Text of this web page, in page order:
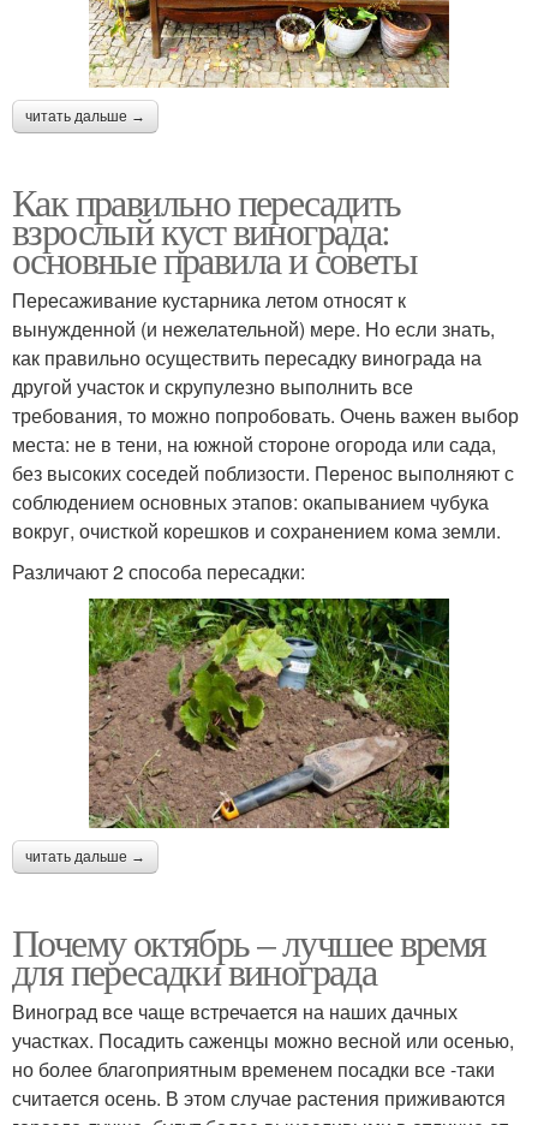
читать дальше →
Как правильно пересадить
взрослый куст винограда:
основные правила и советы
Пересаживание кустарника летом относят к
вынужденной (и нежелательной) мере. Но если знать,
как правильно осуществить пересадку винограда на
другой участок и скрупулезно выполнить все
требования, то можно попробовать. Очень важен выбор
места: не в тени, на южной стороне огорода или сада,
без высоких соседей поблизости. Перенос выполняют с
соблюдением основных этапов: окапыванием чубука
вокруг, очисткой корешков и сохранением кома земли.
Различают 2 способа пересадки:
читать дальше →
Почему октябрь – лучшее время
для пересадки винограда
Виноград все чаще встречается на наших дачных
участках. Посадить саженцы можно весной или осенью,
но более благоприятным временем посадки все -таки
считается осень. В этом случае растения приживаются